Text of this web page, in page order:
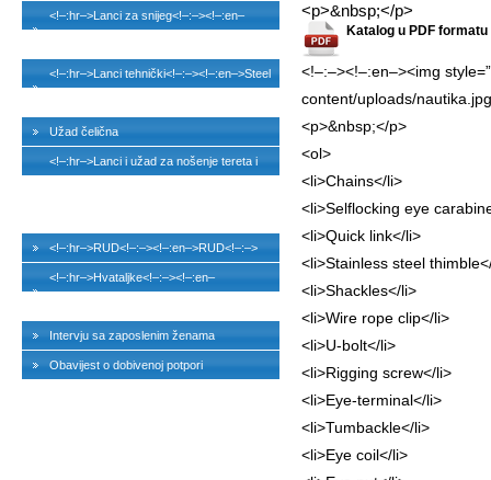
<!–:hr–>Lanci za snijeg<!–:–><!–:en–
<!–:hr–>Lanci tehnički<!–:–><!–:en–>Steel
Užad čelična
<!–:hr–>Lanci i užad za nošenje tereta i
<!–:hr–>RUD<!–:–><!–:en–>RUD<!–:–>
<!–:hr–>Hvataljke<!–:–><!–:en–
Intervju sa zaposlenim ženama
Obavijest o dobivenoj potpori
<p>&nbsp;</p>
Katalog u PDF formatu
<!–:–><!–:en–><img
content/uploads/
<p>&nbsp;</p>
<ol>
<li>Chains</li>
<li>Selflocking eye
<li>Quick link</li>
<li>Stainless steel
<li>Shackles</li>
<li>Wire rope clip</li>
<li>U-bolt</li>
<li>Rigging screw</li>
<li>Eye-terminal</li>
<li>Tumbackle</li>
<li>Eye coil</li>